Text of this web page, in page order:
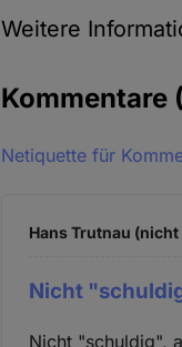
Weitere
Kommentare
Netiquette für
Hans Trutnau
Nicht
Nicht "schuldig",